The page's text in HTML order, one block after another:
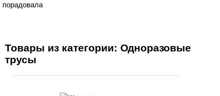
порадовала
Товары из категории: Одноразовые
трусы